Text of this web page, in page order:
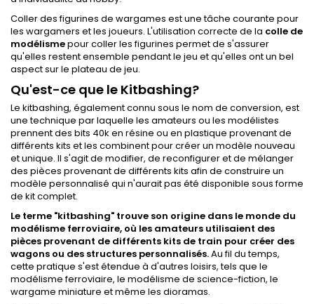
Coller des figurines de wargames est une tâche courante pour
les wargamers et les joueurs. L'utilisation correcte de la colle de
modélismepour coller les figurines permet de s'assurer
qu'elles restent ensemble pendant le jeu et qu'elles ont un bel
aspect sur le plateau de jeu.
Qu'est-ce que le Kitbashing?
Le kitbashing, également connu sous le nom de conversion, est
une technique par laquelle les amateurs ou les modélistes
prennent des bits 40k en résine ou en plastique provenant de
différents kits et les combinent pour créer un modèle nouveau
et unique. Il s'agit de modifier, de reconfigurer et de mélanger
des pièces provenant de différents kits afin de construire un
modèle personnalisé qui n'aurait pas été disponible sous forme
de kit complet.
Le terme "kitbashing" trouve son origine dans le monde du
modélisme ferroviaire, où les amateurs utilisaient des
pièces provenant de différents kits de train pour créer des
wagons ou des structures personnalisés.Au fil du temps,
cette pratique s'est étendue à d'autres loisirs, tels que le
modélisme ferroviaire, le modélisme de science-fiction, le
wargame miniature et même les dioramas.